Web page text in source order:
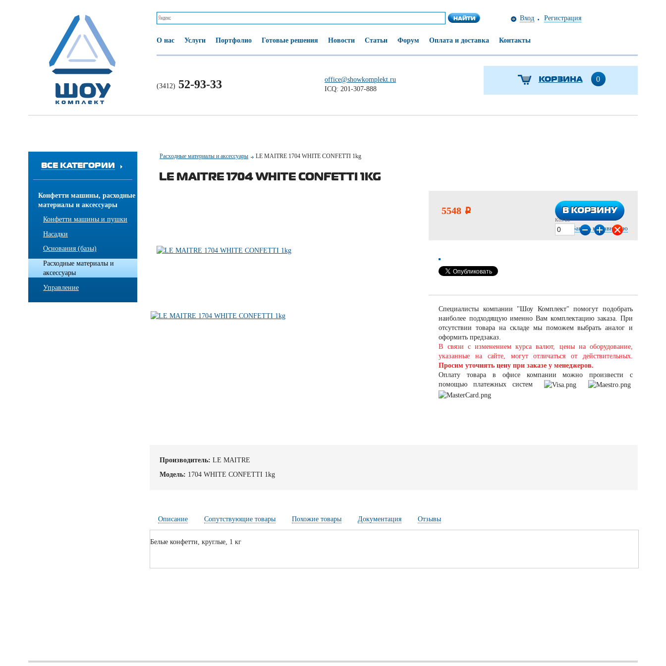
Вход Регистрация
О нас Услуги Портфолио Готовые решения Новости Статьи Форум Оплата и доставка Контакты
(3412) 52-93-33
office@showkomplekt.ru
ICQ: 201-307-888
КОРЗИНА 0
ВСЕ КАТЕГОРИИ
Конфетти машины, расходные
материалы и аксессуары
Конфетти машины и пушки
Насадки
Основания (базы)
Расходные материалы и
аксессуары
Управление
Расходные материалы и аксессуары LE MAITRE 1704 WHITE CONFETTI 1kg
LE MAITRE 1704 WHITE CONFETTI 1KG
5548 i В КОРЗИНУ
В КОРЗИНУ
Кол-во
Добавить к сравнению
Специалисты компании "Шоу Комплект" помогут подобрать
наиболее подходящую именно Вам комплектацию заказа. При
отсутствии товара на складе мы поможем выбрать аналог и
оформить предзаказ.
В связи с изменением курса валют, цены на оборудование,
указанные на сайте, могут отличаться от действительных.
Просим уточнять цену при заказе у менеджеров.
Оплату товара в офисе компании можно произвести с
помощью платежных систем
Производитель: LE MAITRE
Модель: 1704 WHITE CONFETTI 1kg
Описание Сопутствующие товары Похожие товары Документация Отзывы
Белые конфетти, круглые, 1 кг